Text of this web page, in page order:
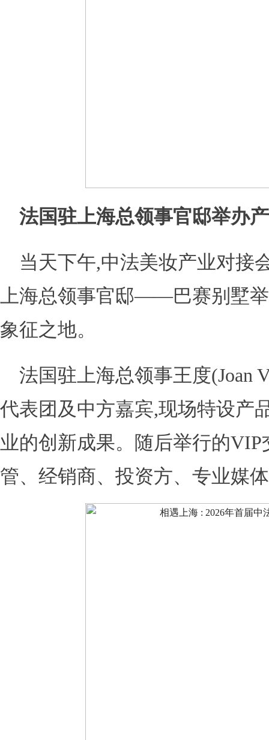
法国驻上海总领事官邸举办
当天下午,中法美妆产业对接
上海总领事官邸——巴赛别墅
象征之地。
法国驻上海总领事王度(Joan
代表团及中方嘉宾,现场特设产
业的创新成果。随后举行的
管、经销商、投资方、专业媒